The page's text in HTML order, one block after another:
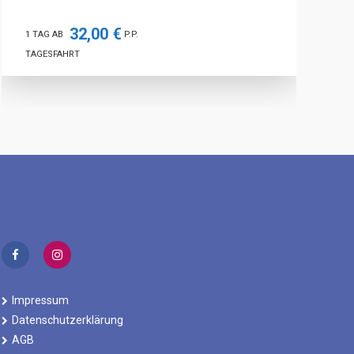
TAG AB 32,00 € P.P.
Impressum
Datenschutzerklärung
AGB